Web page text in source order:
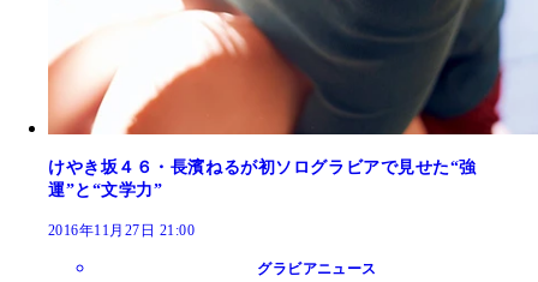
けやき坂４６・長濱ねるが初ソログラビアで見せた“強
運”と“文学力”
2016年11月27日 21:00
グラビアニュース